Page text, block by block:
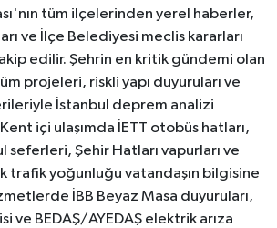
tüm ilçelerinden yerel haberler,
ve İlçe Belediyesi meclis kararları
edilir. Şehrin en kritik gündemi olan
projeleri, riskli yapı duyuruları ve
İstanbul deprem analizi
içi ulaşımda İETT otobüs hatları,
seferleri, Şehir Hatları vapurları ve
trafik yoğunluğu vatandaşın bilgisine
İBB Beyaz Masa duyuruları,
ve BEDAŞ/AYEDAŞ elektrik arıza